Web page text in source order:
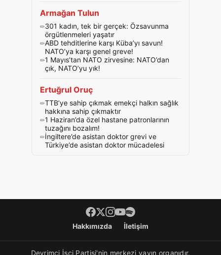
Armağan Tulun
301 kadın, tek bir gerçek: Özsavunma
örgütlenmeleri yaşatır
ABD tehditlerine karşı Küba’yı savun!
NATO’ya karşı genel greve!
1 Mayıs’tan NATO zirvesine: NATO’dan
çık, NATO’yu yık!
Ertuğrul Oruç
TTB’ye sahip çıkmak emekçi halkın sağlık
hakkına sahip çıkmaktır
1 Haziran’da özel hastane patronlarının
tuzağını bozalım!
İngiltere’de asistan doktor grevi ve
Türkiye’de asistan doktor mücadelesi
Footer menüHakkımızda İletişim
Devrimci İşçi Partisi'nin merkezi yayın organıdır.